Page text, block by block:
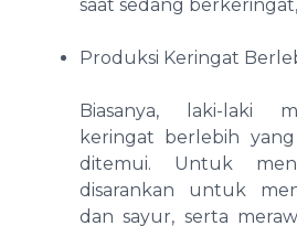
saat sedang
Produksi Keringat
Biasanya, laki-laki
keringat berlebih
ditemui. Untuk
disarankan untuk
dan sayur, serta